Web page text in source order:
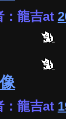
：龍吉at
：龍吉at